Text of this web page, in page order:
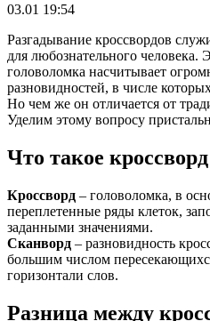
03.01 19:54
Разгадывание кроссвордов
для любознательного человека.
головоломка насчитывает
разновидностей, в числе
Но чем же он отличается от
Уделим этому вопросу
Что такое
Кроссворд – головоломка, в
переплетенные ряды клеток,
заданными значениями.
Сканворд – разновидность
большим числом
горизонтали слов.
Разница между